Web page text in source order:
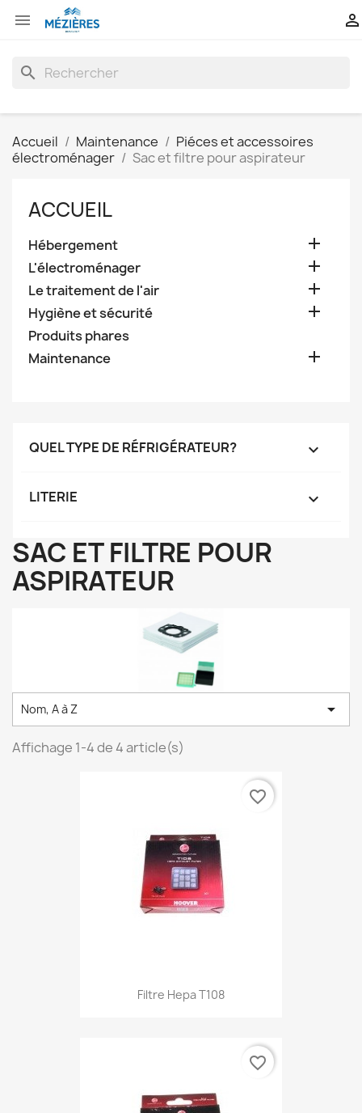
 
search
Accueil Maintenance
Piéces et accessoires
électroménager
Sac et filtre pour aspirateur
ACCUEIL
Hébergement 
L'électroménager 
Le traitement de l'air 
Hygiène et sécurité 
Produits phares
Maintenance

QUEL TYPE DE RÉFRIGÉRATEUR? 
LITERIE 
SAC ET FILTRE POUR
ASPIRATEUR
Nom, A à Z 
Affichage 1-4 de 4 article(s)
Filtre Hepa T108
favorite_border
favorite_border